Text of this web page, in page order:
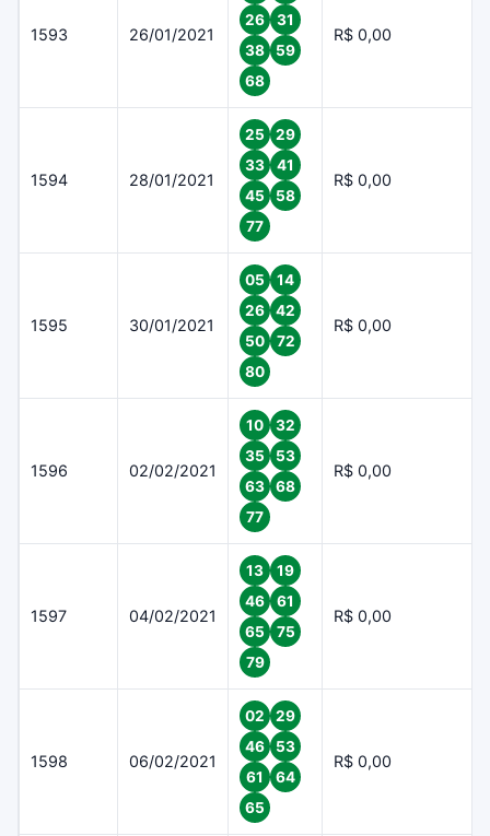
1593 26/01/2021
26
31
38
59
68
R$ 0,00
1594 28/01/2021
25
29
33
41
45
58
77
R$ 0,00
1595 30/01/2021
05
14
26
42
50
72
80
R$ 0,00
1596 02/02/2021
10
32
35
53
63
68
77
R$ 0,00
1597 04/02/2021
13
19
46
61
65
75
79
R$ 0,00
1598 06/02/2021
02
29
46
53
61
64
65
R$ 0,00